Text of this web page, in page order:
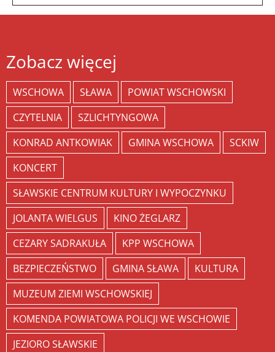
Zobacz więcej
WSCHOWA SŁAWA
POWIAT WSCHOWSKI
CZYTELNIA
SZLICHTYNGOWA
KONRAD ANTKOWIAK
GMINA WSCHOWA
SCKIW
KONCERT
SŁAWSKIE CENTRUM KULTURY I WYPOCZYNKU
JOLANTA WIELGUS
KINO ŻEGLARZ
CEZARY SADRAKUŁA
KPP WSCHOWA
BEZPIECZEŃSTWO
GMINA SŁAWA
KULTURA
MUZEUM ZIEMI WSCHOWSKIEJ
KOMENDA POWIATOWA POLICJI WE WSCHOWIE
JEZIORO SŁAWSKIE